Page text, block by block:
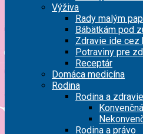
Výživa
Rady malým
Bábätkám pod
Zdravie ide cez
Potraviny pre
Receptár
Domáca medicína
Rodina
Rodina a zdravie
Rodina a právo